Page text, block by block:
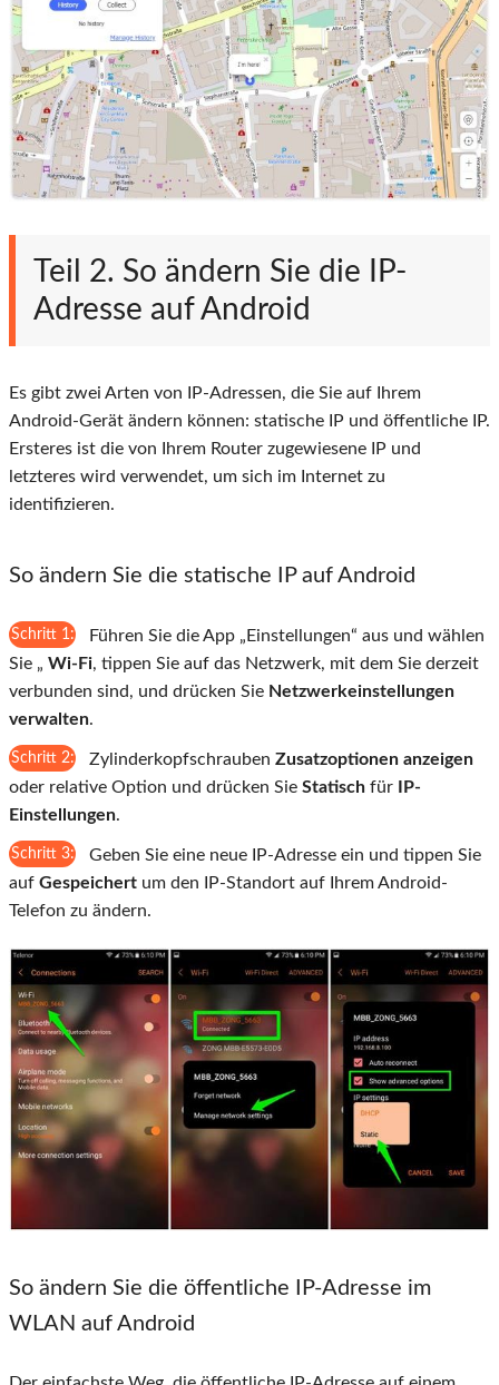
Teil 2. So ändern Sie die IP-
Adresse auf Android
Es gibt zwei Arten von IP-Adressen, die Sie auf Ihrem
Android-Gerät ändern können: statische IP und öffentliche IP.
Ersteres ist die von Ihrem Router zugewiesene IP und
letzteres wird verwendet, um sich im Internet zu
identifizieren.
So ändern Sie die statische IP auf Android
Schritt 1:
Führen Sie die App „Einstellungen“ aus und wählen
Sie „ Wi-Fi, tippen Sie auf das Netzwerk, mit dem Sie derzeit
verbunden sind, und drücken Sie Netzwerkeinstellungen
verwalten.
Schritt 2: Zylinderkopfschrauben Zusatzoptionen anzeigen
oder relative Option und drücken Sie Statisch für
IP-
Einstellungen.
Schritt 3:
Geben Sie eine neue IP-Adresse ein und tippen Sie
auf Gespeichert um den IP-Standort auf Ihrem Android-
Telefon zu ändern.
So ändern Sie die öffentliche IP-Adresse im
WLAN auf Android